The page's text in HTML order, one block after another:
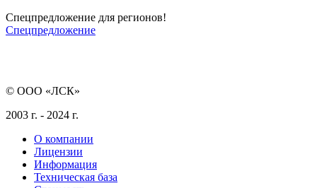
Спецпредложение для регионов!
Спецпредложение
© ООО «ЛСК»
2003 г. - 2024 г.
О компании
Лицензии
Информация
Техническая база